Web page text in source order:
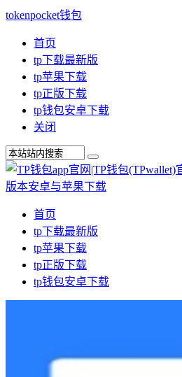
tokenpocket钱包
首页
tp下载最新版
tp苹果下载
tp正版下载
tp钱包安卓下载
关闭
首页
tp下载最新版
tp苹果下载
tp正版下载
tp钱包安卓下载